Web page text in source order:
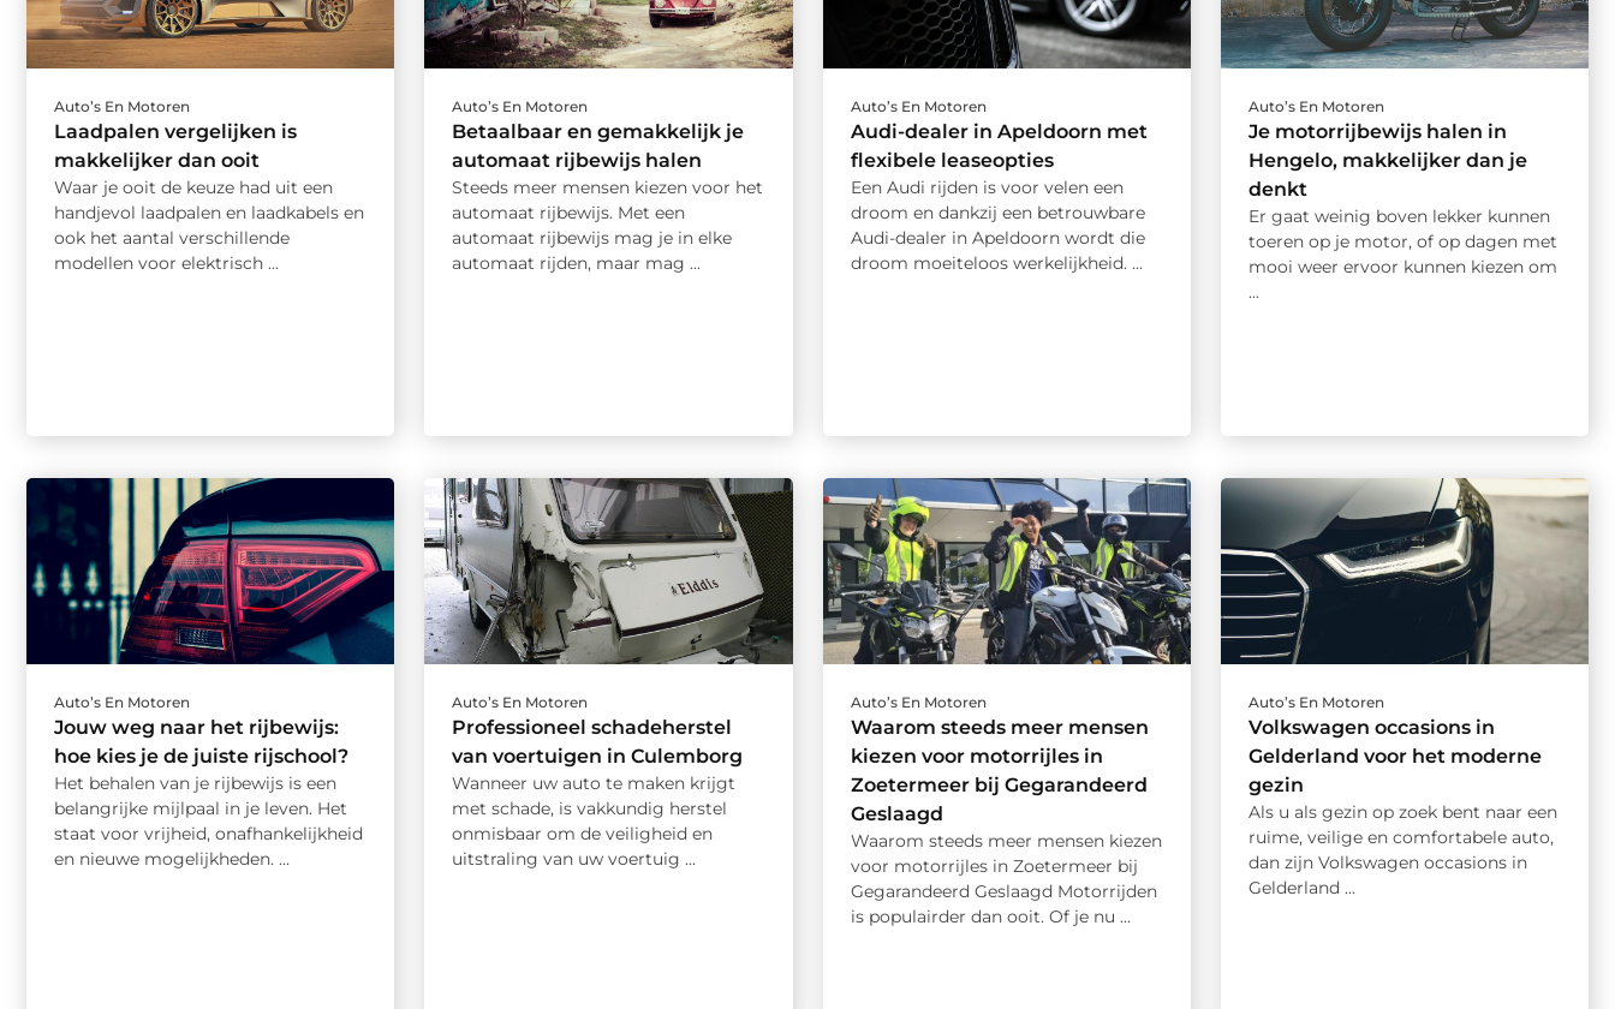
Auto’s En Motoren
Laadpalen vergelijken is
makkelijker dan ooit
Waar je ooit de keuze had uit een
handjevol laadpalen en laadkabels en
ook het aantal verschillende
modellen voor elektrisch ...
Auto’s En Motoren
Betaalbaar en gemakkelijk je
automaat rijbewijs halen
Steeds meer mensen kiezen voor het
automaat rijbewijs. Met een
automaat rijbewijs mag je in elke
automaat rijden, maar mag ...
Auto’s En Motoren
Audi-dealer in Apeldoorn met
flexibele leaseopties
Een Audi rijden is voor velen een
droom en dankzij een betrouwbare
Audi-dealer in Apeldoorn wordt die
droom moeiteloos werkelijkheid. ...
Auto’s En Motoren
Je motorrijbewijs halen in
Hengelo, makkelijker dan je
denkt
Er gaat weinig boven lekker kunnen
toeren op je motor, of op dagen met
mooi weer ervoor kunnen kiezen om
...
Auto’s En Motoren
Jouw weg naar het rijbewijs:
hoe kies je de juiste rijschool?
Het behalen van je rijbewijs is een
belangrijke mijlpaal in je leven. Het
staat voor vrijheid, onafhankelijkheid
en nieuwe mogelijkheden. ...
Auto’s En Motoren
Professioneel schadeherstel
van voertuigen in Culemborg
Wanneer uw auto te maken krijgt
met schade, is vakkundig herstel
onmisbaar om de veiligheid en
uitstraling van uw voertuig ...
Auto’s En Motoren
Waarom steeds meer mensen
kiezen voor motorrijles in
Zoetermeer bij Gegarandeerd
Geslaagd
Waarom steeds meer mensen kiezen
voor motorrijles in Zoetermeer bij
Gegarandeerd Geslaagd Motorrijden
is populairder dan ooit. Of je nu ...
Auto’s En Motoren
Volkswagen occasions in
Gelderland voor het moderne
gezin
Als u als gezin op zoek bent naar een
ruime, veilige en comfortabele auto,
dan zijn Volkswagen occasions in
Gelderland ...